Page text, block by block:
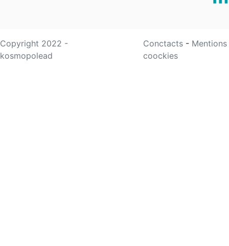
Copyright 2022 -
kosmopolead
Conctacts -
coockies